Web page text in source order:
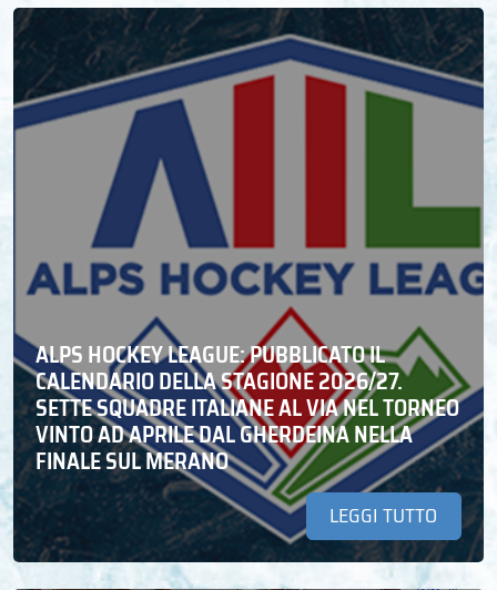
ALPS HOCKEY LEAGUE: PUBBLICATO IL
CALENDARIO DELLA STAGIONE 2026/27.
SETTE SQUADRE ITALIANE AL VIA NEL TORNEO
VINTO AD APRILE DAL GHERDEINA NELLA
FINALE SUL MERANO
LEGGI TUTTO